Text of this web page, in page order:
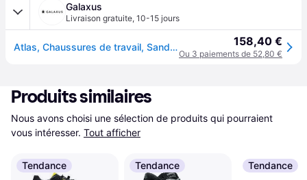
Galaxus
Livraison gratuite, 10-15 jours
Atlas, Chaussures de travail, Sandale de sécurité TX 360 ESD, S1, noir, largeur 10, taille 44 (S1, 44) 158,40 €
Ou 3 paiements de 52,80 €
Produits similaires
Nous avons choisi une sélection de produits qui pourraient
vous intéresser. Tout afficher
Tendance Tendance Tendance